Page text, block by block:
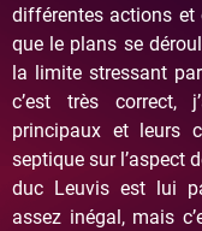
différentes actions
que le plans se
la limite stressant
c’est très correct,
principaux et leurs
septique sur l’aspect
duc Leuvis est lui
assez inégal, mais